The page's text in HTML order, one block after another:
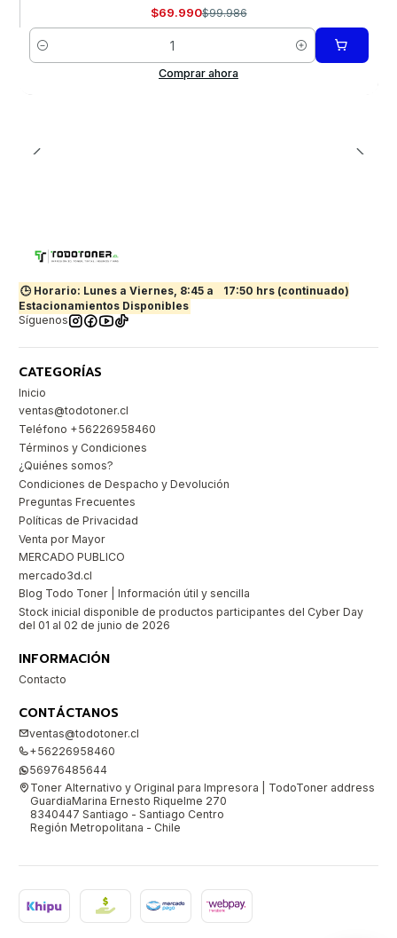
$69.990$99.986
Cantidad
Comprar ahora
🕒 Horario: Lunes a Viernes, 8:45 a
17:50 hrs (continuado)
Estacionamientos Disponibles
Síguenos
CATEGORÍAS
Inicio
ventas@todotoner.cl
Teléfono +56226958460
Términos y Condiciones
¿Quiénes somos?
Condiciones de Despacho y Devolución
Preguntas Frecuentes
Políticas de Privacidad
Venta por Mayor
MERCADO PUBLICO
mercado3d.cl
Blog Todo Toner | Información útil y sencilla
Stock inicial disponible de productos participantes del Cyber Day
del 01 al 02 de junio de 2026
INFORMACIÓN
Contacto
CONTÁCTANOS
ventas@todotoner.cl
+56226958460
56976485644
Toner Alternativo y Original para Impresora | TodoToner address
GuardiaMarina Ernesto Riquelme 270
8340447 Santiago - Santiago Centro
Región Metropolitana - Chile